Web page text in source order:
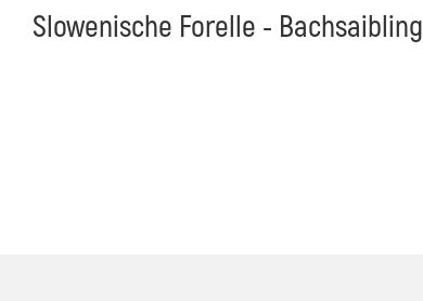
Slowenische Forelle - Bachsaibling